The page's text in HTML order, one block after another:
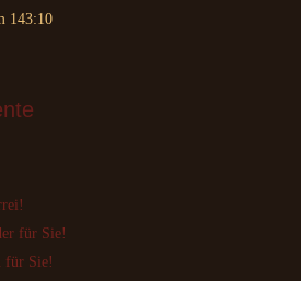
143:10
für Sie!
für Sie!